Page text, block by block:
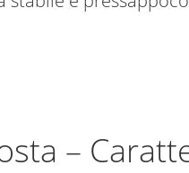
–